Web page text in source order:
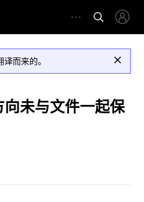
而来的。
未与文件一起保